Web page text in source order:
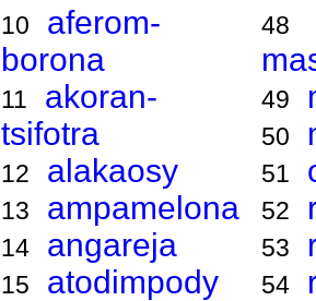
10
aferom-
borona
11
akoran-
tsifotra
12 alakaosy
13 ampamelona
14 angareja
15 atodimpody
48
49
50
51
52
53
54